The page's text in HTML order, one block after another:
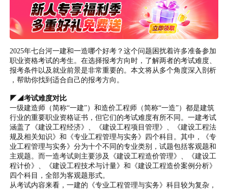
2025年七台河一建和一造哪个好考？这个问题困扰着许多准备参加
职业资格考试的考生。在选择报考方向时，了解两者的考试难度、
报考条件以及就业前景是非常重要的。本文将从多个角度深入剖析
，帮助你找到适合自己的报考方向。
◤◢考试难度对比
一级建造师（简称“一建”）和造价工程师（简称“一造”）都是建筑
行业的重要职业资格证书，但它们的考试难度有所不同。一建考试
涵盖了《建设工程经济》、《建设工程项目管理》、《建设工程法
规及相关知识》和《专业工程管理与实务》四个科目。其中，《专
业工程管理与实务》分为十个不同的专业类别，试题包括客观题和
主观题。而一造考试则主要涉及《建设工程造价管理》、《建设工
程计价》、《建设工程技术与计量》和《建设工程造价案例分析》
四个科目，全部为客观题形式。
从考试内容来看，一建的《专业工程管理与实务》科目较为复杂，